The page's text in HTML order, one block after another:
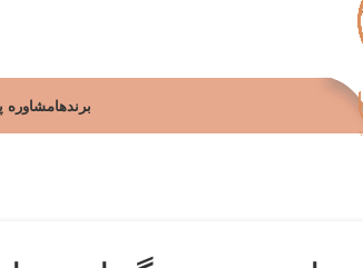
برندهامشاوره